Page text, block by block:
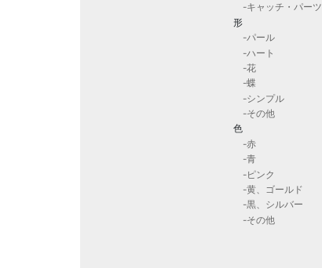
-キャッチ・パーツ
形
-パール
-ハート
-花
-蝶
-シンプル
-その他
色
-赤
-青
-ピンク
-黄、ゴールド
-黒、シルバー
-その他